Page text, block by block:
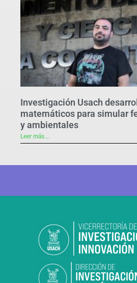
Investigación Usach
matemáticos para simular
y ambientales
Leer más...